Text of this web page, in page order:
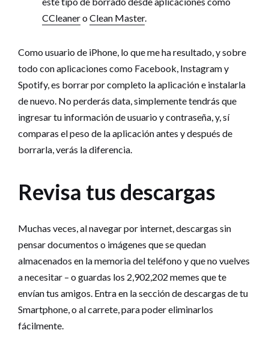
CCleaneroClean Master.
Como usuario de iPhone, lo que me ha resultado, y sobre
todo con aplicaciones como Facebook, Instagram y
Spotify, es borrar por completo la aplicación e instalarla
de nuevo. No perderás data, simplemente tendrás que
ingresar tu información de usuario y contraseña, y, sí
comparas el peso de la aplicación antes y después de
borrarla, verás la diferencia.
Revisa tus descargas
Muchas veces, al navegar por internet, descargas sin
pensar documentos o imágenes que se quedan
almacenados en la memoria del teléfono y que no vuelves
a necesitar – o guardas los 2,902,202 memes que te
envían tus amigos. Entra en la sección de descargas de tu
Smartphone, o al carrete, para poder eliminarlos
fácilmente.